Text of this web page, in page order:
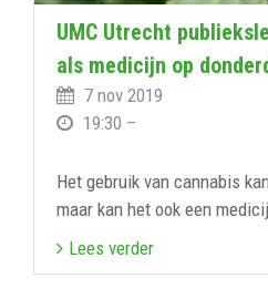
UMC Utrecht
als medicijn op
7 nov 2019
19:30 –
Het gebruik van cannabis
maar kan het ook een
Lees verder